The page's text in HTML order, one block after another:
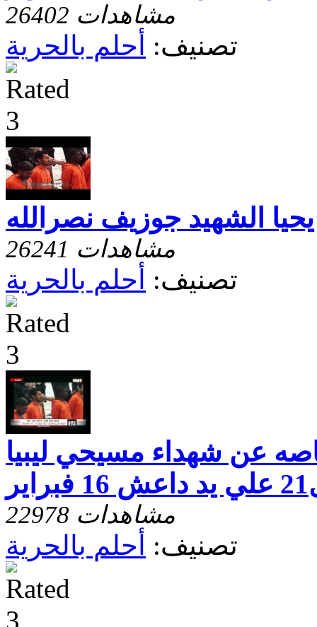
26402 مشاهدات
تصنيف: أحلم بالحرية
يحيا الشهيد جوزيف نصرالله
26241 مشاهدات
تصنيف: أحلم بالحرية
عن شهداء مسيحي ليبيا
22978 مشاهدات
تصنيف: أحلم بالحرية